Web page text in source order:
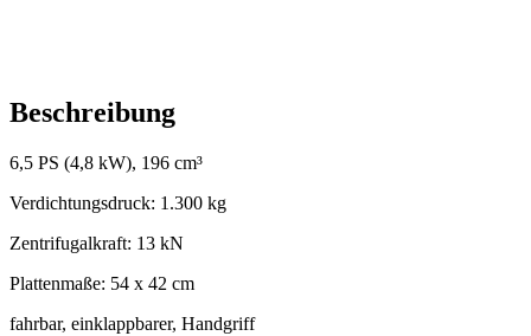
Beschreibung
6,5 PS (4,8 kW), 196 cm³
Verdichtungsdruck: 1.300 kg
Zentrifugalkraft: 13 kN
Plattenmaße: 54 x 42 cm
fahrbar, einklappbarer, Handgriff